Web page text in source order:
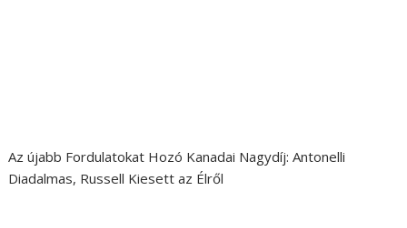
Az újabb Fordulatokat Hozó Kanadai Nagydíj: Antonelli
Diadalmas, Russell Kiesett az Élről